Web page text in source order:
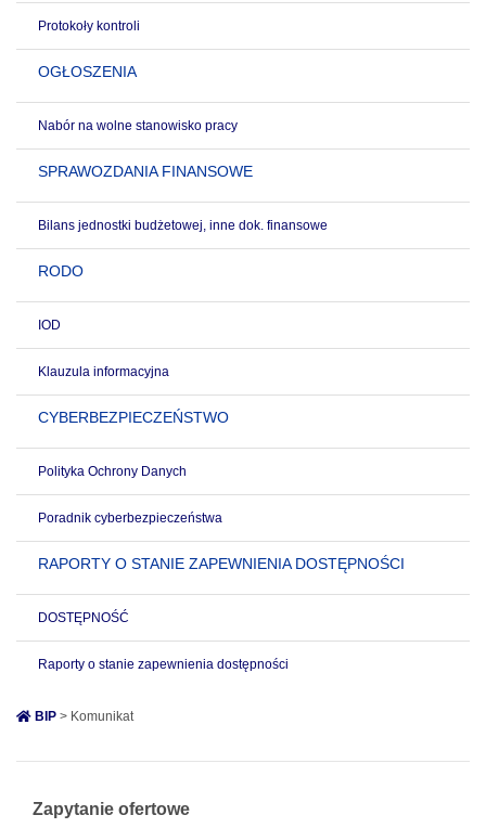
Protokoły kontroli
OGŁOSZENIA
Nabór na wolne stanowisko pracy
SPRAWOZDANIA FINANSOWE
Bilans jednostki budżetowej, inne dok. finansowe
RODO
IOD
Klauzula informacyjna
CYBERBEZPIECZEŃSTWO
Polityka Ochrony Danych
Poradnik cyberbezpieczeństwa
RAPORTY O STANIE ZAPEWNIENIA DOSTĘPNOŚCI
DOSTĘPNOŚĆ
Raporty o stanie zapewnienia dostępności
BIP > Komunikat
Zapytanie ofertowe